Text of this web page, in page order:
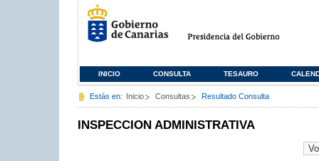
INICIO CONSULTA TESAURO
Estás en: Inicio Consultas Resultado Consulta
INSPECCION ADMINISTRATIVA